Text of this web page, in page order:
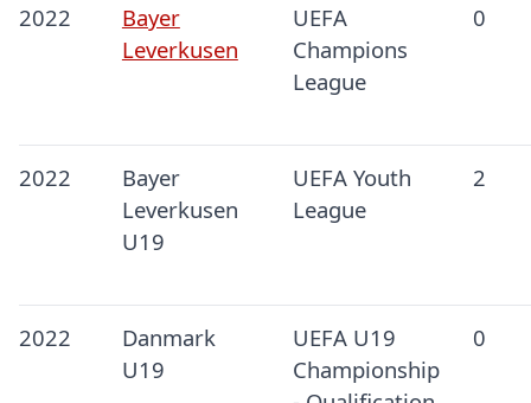
2022
Bayer
Leverkusen
UEFA
Champions
League
0
2022
Bayer
Leverkusen
U19
UEFA Youth
League
2
2022
Danmark
U19
UEFA U19
Championship
0